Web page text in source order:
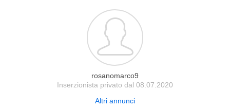
rosanomarco9
Inserzionista privato dal 08.07.2020
Altri annunci